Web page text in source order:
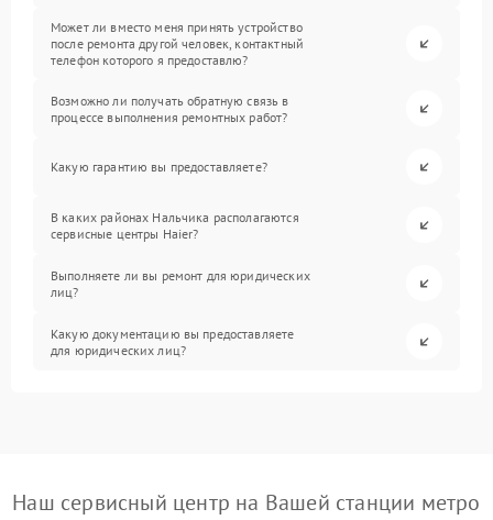
Может ли вместо меня принять устройство
после ремонта другой человек, контактный
телефон которого я предоставлю?
Возможно ли получать обратную связь в
процессе выполнения ремонтных работ?
Какую гарантию вы предоставляете?
В каких районах Нальчика располагаются
сервисные центры Haier?
Выполняете ли вы ремонт для юридических
лиц?
Какую документацию вы предоставляете
для юридических лиц?
Наш сервисный центр на Вашей станции метро